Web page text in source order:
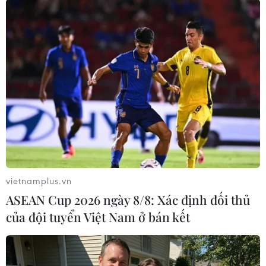
Theo dõi VietnamPlus
TIN CÙNG CHUYÊN MỤC
Ghe gỗ phát nổ trên sông Sài Gòn
khiến một người thiệt mạng
08/08/2026 04:44
Dự án Sân bay Phú Quốc tăng tốc thi
công, sẽ cán mốc vận hành từ tháng
vietnamplus.vn
ASEAN Cup 2026 ngày 8/8: Xác định đối thủ
của đội tuyển Việt Nam ở bán kết